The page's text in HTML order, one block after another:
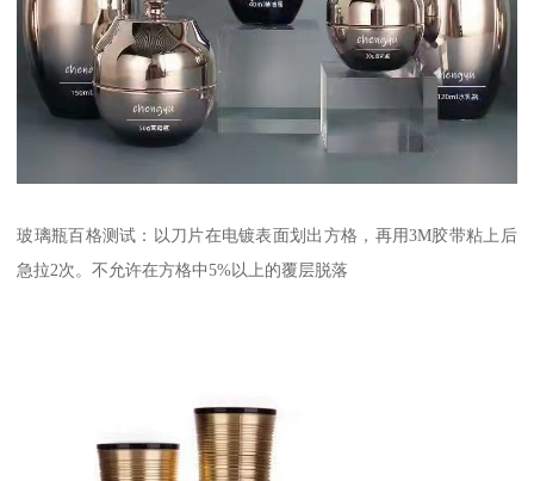
玻璃瓶百格测试：以刀片在电镀表面划出方格，再用3M胶带粘上后
急拉2次。不允许在方格中5%以上的覆层脱落